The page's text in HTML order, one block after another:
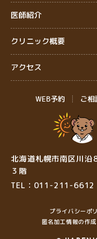
医師紹介
クリニック概要
アクセス
WEB予約 ご
北海道札幌市南区川沿
３階
TEL：011-211-6612
プライバシーポ
匿名加⼯情報の作